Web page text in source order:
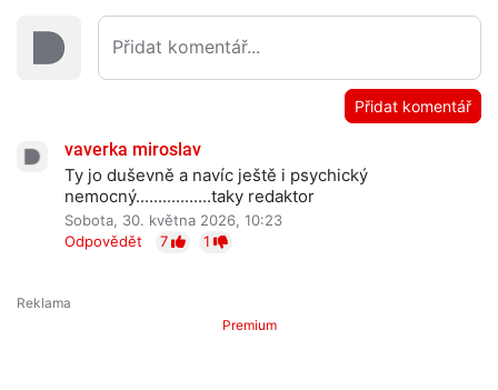
Přidat komentář
vaverka miroslav
Ty jo duševně a navíc ještě i psychický
nemocný.................taky redaktor
Sobota, 30. května 2026, 10:23
Odpovědět
7 1
Premium